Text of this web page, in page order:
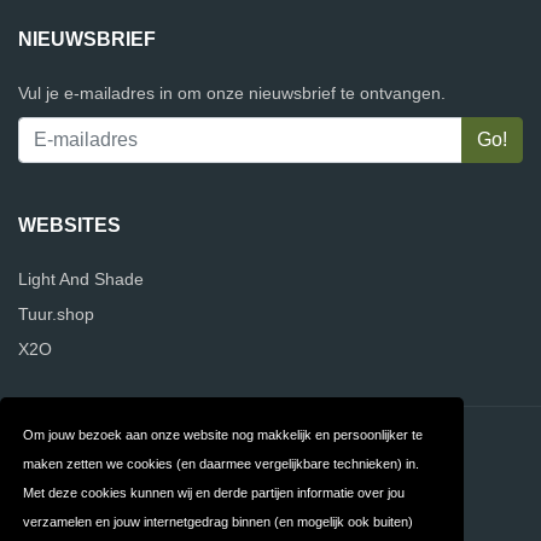
Om jouw bezoek aan onze website nog makkelijk en persoonlijker te
maken zetten we cookies (en daarmee vergelijkbare technieken) in.
Met deze cookies kunnen wij en derde partijen informatie over jou
verzamelen en jouw internetgedrag binnen (en mogelijk ook buiten)
NIEUWSBRIEF
Vul je e-mailadres in om onze nieuwsbrief te ontvangen.
WEBSITES
Light And Shade
Tuur.shop
X2O
Contact Over ons
Privacy Algemene
Voorwaarden